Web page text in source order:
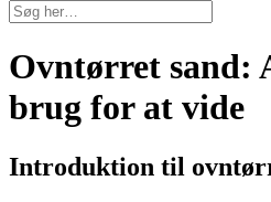
Ovntørret sand:
brug for at vide
Introduktion til